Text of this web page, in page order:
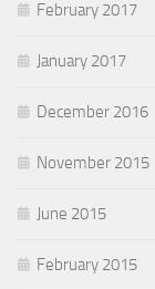
February 2017
January 2017
December 2016
November 2015
June 2015
February 2015